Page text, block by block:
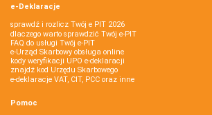
e-Deklaracje
sprawdź i rozlicz Twój e PIT 2026
dlaczego warto sprawdzić Twój e-PIT
FAQ do usługi Twój e-PIT
e-Urząd Skarbowy obsługa online
kody weryfikacji UPO e-deklaracji
znajdź kod Urzędu Skarbowego
e-deklaracje VAT, CIT, PCC oraz inne
Pomoc